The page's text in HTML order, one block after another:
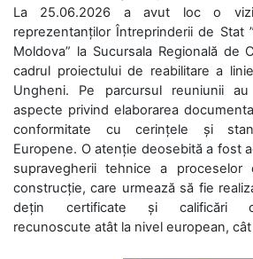
La 25.06.2026 a avut loc o
reprezentanților Întreprinderii de Stat
Moldova” la Sucursala Regională de
cadrul proiectului de reabilitare a
Ungheni. Pe parcursul reuniunii
aspecte privind elaborarea
conformitate cu cerințele și
Europene. O atenție deosebită a fost
supravegherii tehnice a proceselor
construcție, care urmează să fie
dețin certificate și calificări
recunoscute atât la nivel european, cât